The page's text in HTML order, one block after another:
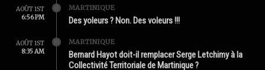
AOÛT 1ST
6:56 PM
MARTINIQUE
Des yoleurs ? Non. Des voleurs !!!
AOÛT 1ST
8:35 AM
MARTINIQUE
Bernard Hayot doit-il remplacer Serge Letchimy à la
Collectivité Territoriale de Martinique ?